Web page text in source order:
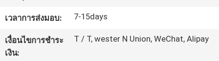
คุณภาพ
ติดต่อ
เวลาการส่งมอบ: 7-15days
เงื่อนไขการชำระ
เงิน:
T / T, wester N Union, WeChat, Alipay